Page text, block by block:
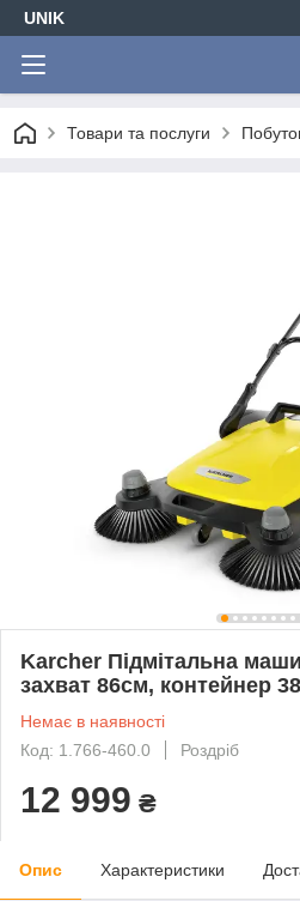
UNIK
Товари та послуги
Karcher Підмітальна
захват 86см, контейнер
Немає в наявності
Код: 1.766-460.0
Роздріб
12 999 ₴
Опис Характеристики